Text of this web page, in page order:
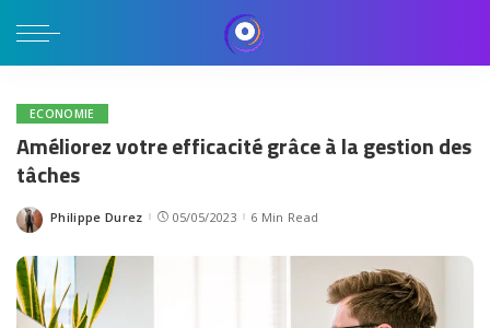
ECONOMIE
Améliorez votre efficacité grâce à la gestion des
tâches
Posted
Philippe Durez 05/05/2023 6 Min Read